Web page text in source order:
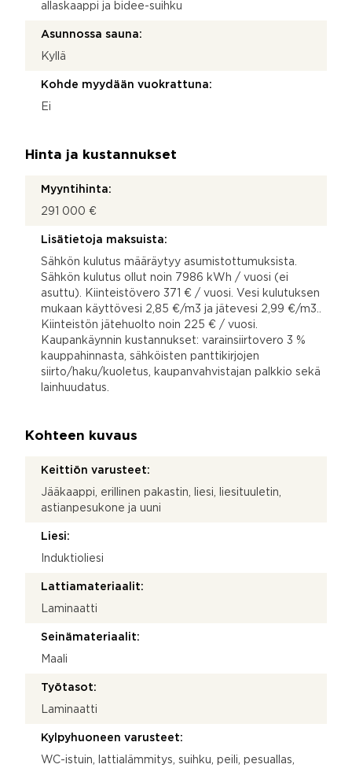
allaskaappi ja bidee-suihku
Asunnossa sauna:
Kyllä
Kohde myydään vuokrattuna:
Ei
Hinta ja kustannukset
Myyntihinta:
291 000 €
Lisätietoja maksuista:
Sähkön kulutus määräytyy asumistottumuksista.
Sähkön kulutus ollut noin 7986 kWh / vuosi (ei
asuttu). Kiinteistövero 371 € / vuosi. Vesi kulutuksen
mukaan käyttövesi 2,85 €/m3 ja jätevesi 2,99 €/m3..
Kiinteistön jätehuolto noin 225 € / vuosi.
Kaupankäynnin kustannukset: varainsiirtovero 3 %
kauppahinnasta, sähköisten panttikirjojen
siirto/haku/kuoletus, kaupanvahvistajan palkkio sekä
lainhuudatus.
Kohteen kuvaus
Keittiön varusteet:
Jääkaappi, erillinen pakastin, liesi, liesituuletin,
astianpesukone ja uuni
Liesi:
Induktioliesi
Lattiamateriaalit:
Laminaatti
Seinämateriaalit:
Maali
Työtasot:
Laminaatti
Kylpyhuoneen varusteet:
WC-istuin, lattialämmitys, suihku, peili, pesuallas,